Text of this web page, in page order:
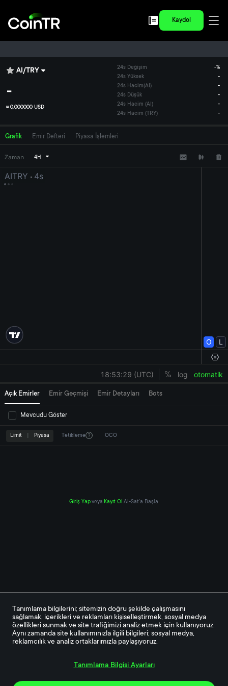
Kaydol
AI/TRY
-
≈0.000000 USD
24s Değişim -%
24s Yüksek
-
24s Hacim(AI)
-
24s Düşük
-
24s Hacim (AI)
-
24s Hacim (TRY)
-
Grafik Emir Defteri Piyasa İşlemleri
Zaman 4H
Açık Emirler Emir Geçmişi Emir Detayları Bots
Mevcudu Göster
Limit Piyasa Tetikleme OCO
Giriş Yap veya Kayıt Ol Al-Sat’a Başla
Tanımlama bilgilerini; sitemizin doğru şekilde çalışmasını
sağlamak, içerikleri ve reklamları kişiselleştirmek, sosyal medya
özellikleri sunmak ve site trafiğimizi analiz etmek için kullanıyoruz.
Aynı zamanda site kullanımınızla ilgili bilgileri; sosyal medya,
reklamcılık ve analiz ortaklarımızla paylaşıyoruz.
Tanımlama Bilgisi Ayarları